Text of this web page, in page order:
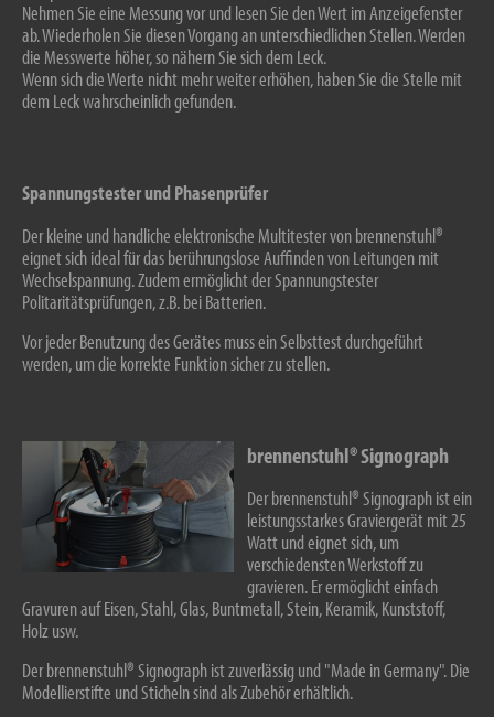
Nehmen Sie eine Messung vor und lesen Sie den Wert im Anzeigefenster
ab. Wiederholen Sie diesen Vorgang an unterschiedlichen Stellen. Werden
die Messwerte höher, so nähern Sie sich dem Leck.
Wenn sich die Werte nicht mehr weiter erhöhen, haben Sie die Stelle mit
dem Leck wahrscheinlich gefunden.
Spannungstester und Phasenprüfer
Der kleine und handliche elektronische Multitester von brennenstuhl®
eignet sich ideal für das berührungslose Auffinden von Leitungen mit
Wechselspannung. Zudem ermöglicht der Spannungstester
Politaritätsprüfungen, z.B. bei Batterien.
Vor jeder Benutzung des Gerätes muss ein Selbsttest durchgeführt
werden, um die korrekte Funktion sicher zu stellen.
brennenstuhl® Signograph
Der brennenstuhl® Signograph ist ein
leistungsstarkes Graviergerät mit 25
Watt und eignet sich, um
verschiedensten Werkstoff zu
gravieren. Er ermöglicht einfach
Gravuren auf Eisen, Stahl, Glas, Buntmetall, Stein, Keramik, Kunststoff,
Holz usw.
Der brennenstuhl® Signograph ist zuverlässig und "Made in Germany". Die
Modellierstifte und Sticheln sind als Zubehör erhältlich.